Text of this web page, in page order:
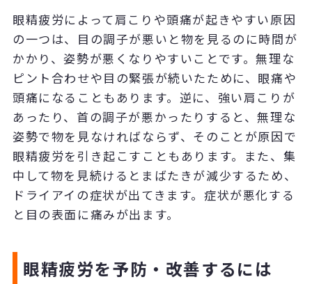
眼精疲労によって肩こりや頭痛が起きやすい原因
の一つは、目の調子が悪いと物を見るのに時間が
かかり、姿勢が悪くなりやすいことです。無理な
ピント合わせや目の緊張が続いたために、眼痛や
頭痛になることもあります。逆に、強い肩こりが
あったり、首の調子が悪かったりすると、無理な
姿勢で物を見なければならず、そのことが原因で
眼精疲労を引き起こすこともあります。また、集
中して物を見続けるとまばたきが減少するため、
ドライアイの症状が出てきます。症状が悪化する
と目の表面に痛みが出ます。
眼精疲労を予防・改善するには